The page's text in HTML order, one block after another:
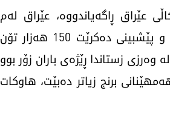
عێراق ڕاگەیاندووه‌، عێراق لەم
وەرزەدا 150 کیلۆمەتر چوارگۆشەی بۆ چاندنی برنج تەرخان کردووە و پێشبینی ده‌كرێت 150 هەزار تۆن
زستاندا ڕێژه‌ی باران زۆر بوو
برنج زیاتر ده‌بێت، هاوكات